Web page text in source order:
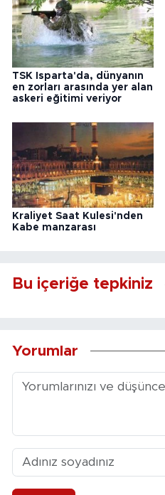
TSK Isparta'da, dünyanın
en zorları arasında yer alan
askeri eğitimi veriyor
Kraliyet Saat Kulesi'nden
Kabe manzarası
Bu içeriğe tepkiniz
Yorumlar